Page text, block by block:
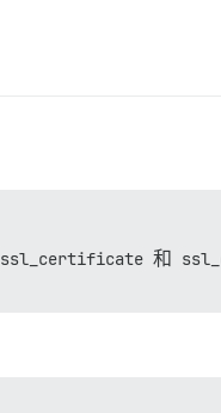
ssl_certificate 和